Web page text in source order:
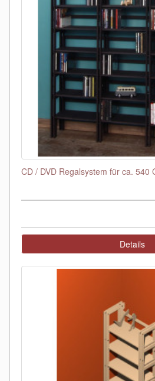
CD / DVD Regalsystem für ca. 540
Details